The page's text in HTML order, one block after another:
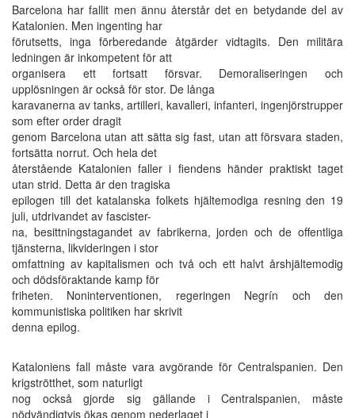
Barcelona har fallit men ännu återstår det en betydande del av
Katalonien. Men ingenting har
förutsetts, inga förberedande åtgärder vidtagits. Den militära
ledningen är inkompetent för att
organisera ett fortsatt försvar. Demoraliseringen och
upplösningen är också för stor. De långa
karavanerna av tanks, artilleri, kavalleri, infanteri, ingenjörstrupper
som efter order dragit
genom Barcelona utan att sätta sig fast, utan att försvara staden,
fortsätta norrut. Och hela det
återstående Katalonien faller i fiendens händer praktiskt taget
utan strid. Detta är den tragiska
epilogen till det katalanska folkets hjältemodiga resning den 19
juli, utdrivandet av fascister-
na, besittningstagandet av fabrikerna, jorden och de offentliga
tjänsterna, likvideringen i stor
omfattning av kapitalismen och två och ett halvt årshjältemodig
och dödsföraktande kamp för
friheten. Noninterventionen, regeringen Negrín och den
kommunistiska politiken har skrivit
denna epilog.
Kataloniens fall måste vara avgörande för Centralspanien. Den
krigströtthet, som naturligt
nog också gjorde sig gällande i Centralspanien, måste
nödvändigtvis ökas genom nederlaget i